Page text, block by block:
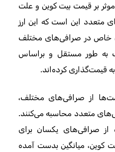
بر قیمت بیت کوین و علت
متعدد این است که این ارز
خاص در صرافی‌های مختلف
به طور مستقل و براساس
قیمت‌گذاری کرده‌اند.
از صرافی‌های مختلف،
متعدد محاسبه می‌کنند.
از صرافی‌های یکسان برای
کوین، میانگین بدست آمده